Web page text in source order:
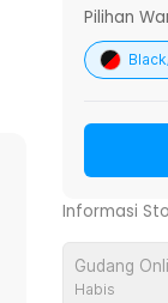
Pilihan
Informasi
Gudang
Habis